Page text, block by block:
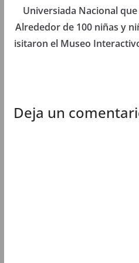
u
e
v
a
e
v
a
u
e
v
a
)
u
e
v
a
Universiada Nacional
Alrededor de 100 niñas y
isitaron el Museo
Deja un